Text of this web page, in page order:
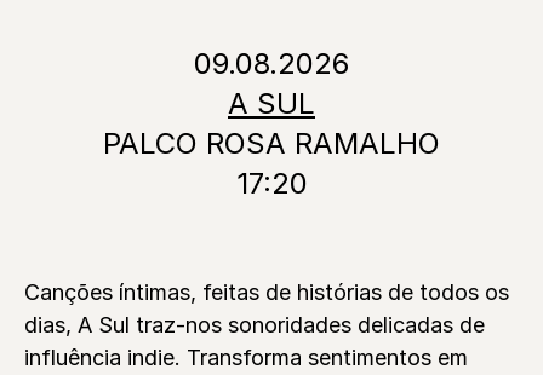
09.08.2026
A SUL
PALCO ROSA RAMALHO
17:20
Canções íntimas, feitas de histórias de todos os
dias, A Sul traz-nos sonoridades delicadas de
influência indie. Transforma sentimentos em